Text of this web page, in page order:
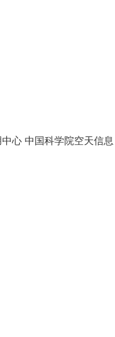
心 中国科学院空天信息